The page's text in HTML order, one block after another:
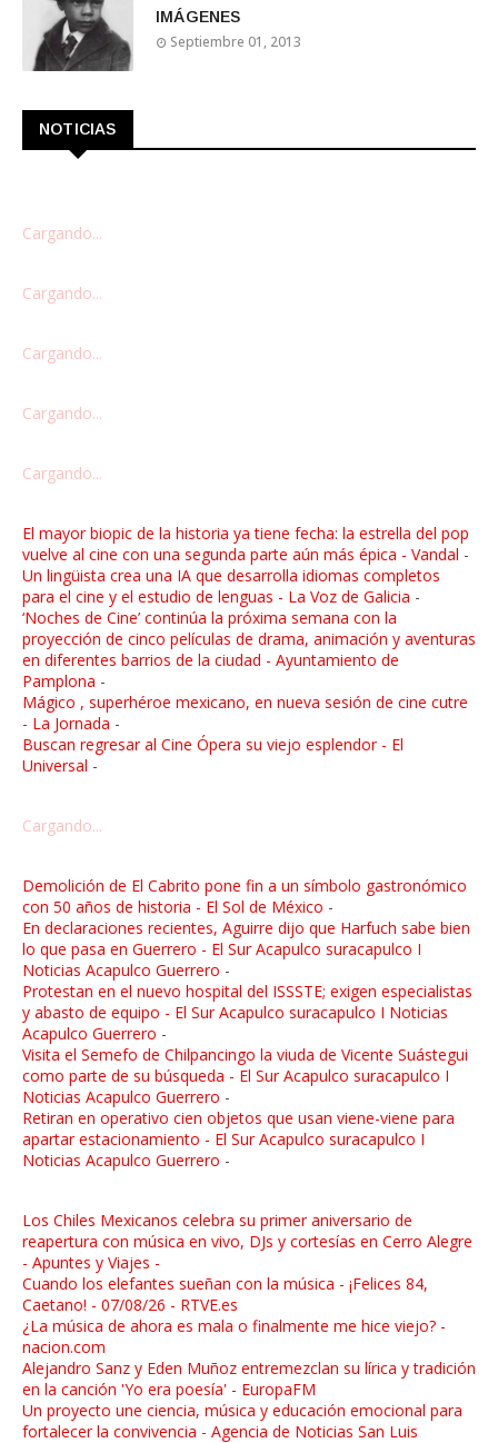
IMÁGENES
Septiembre 01, 2013
NOTICIAS
Cargando...
Cargando...
Cargando...
Cargando...
Cargando...
El mayor biopic de la historia ya tiene fecha: la estrella del pop
vuelve al cine con una segunda parte aún más épica - Vandal -
Un lingüista crea una IA que desarrolla idiomas completos
para el cine y el estudio de lenguas - La Voz de Galicia -
‘Noches de Cine’ continúa la próxima semana con la
proyección de cinco películas de drama, animación y aventuras
en diferentes barrios de la ciudad - Ayuntamiento de
Pamplona -
Mágico , superhéroe mexicano, en nueva sesión de cine cutre
- La Jornada -
Buscan regresar al Cine Ópera su viejo esplendor - El
Universal -
Cargando...
Demolición de El Cabrito pone fin a un símbolo gastronómico
con 50 años de historia - El Sol de México -
En declaraciones recientes, Aguirre dijo que Harfuch sabe bien
lo que pasa en Guerrero - El Sur Acapulco suracapulco I
Noticias Acapulco Guerrero -
Protestan en el nuevo hospital del ISSSTE; exigen especialistas
y abasto de equipo - El Sur Acapulco suracapulco I Noticias
Acapulco Guerrero -
Visita el Semefo de Chilpancingo la viuda de Vicente Suástegui
como parte de su búsqueda - El Sur Acapulco suracapulco I
Noticias Acapulco Guerrero -
Retiran en operativo cien objetos que usan viene-viene para
apartar estacionamiento - El Sur Acapulco suracapulco I
Noticias Acapulco Guerrero -
Los Chiles Mexicanos celebra su primer aniversario de
reapertura con música en vivo, DJs y cortesías en Cerro Alegre
- Apuntes y Viajes -
Cuando los elefantes sueñan con la música - ¡Felices 84,
Caetano! - 07/08/26 - RTVE.es
¿La música de ahora es mala o finalmente me hice viejo? -
nacion.com
Alejandro Sanz y Eden Muñoz entremezclan su lírica y tradición
en la canción 'Yo era poesía' - EuropaFM
Un proyecto une ciencia, música y educación emocional para
fortalecer la convivencia - Agencia de Noticias San Luis